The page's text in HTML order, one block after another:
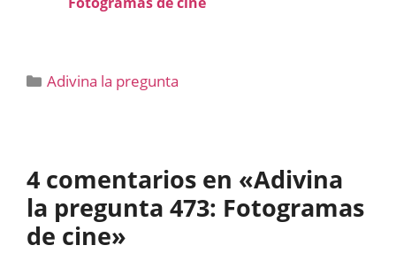
Categorías
Adivina la pregunta
4 comentarios en «Adivina
la pregunta 473: Fotogramas
de cine»